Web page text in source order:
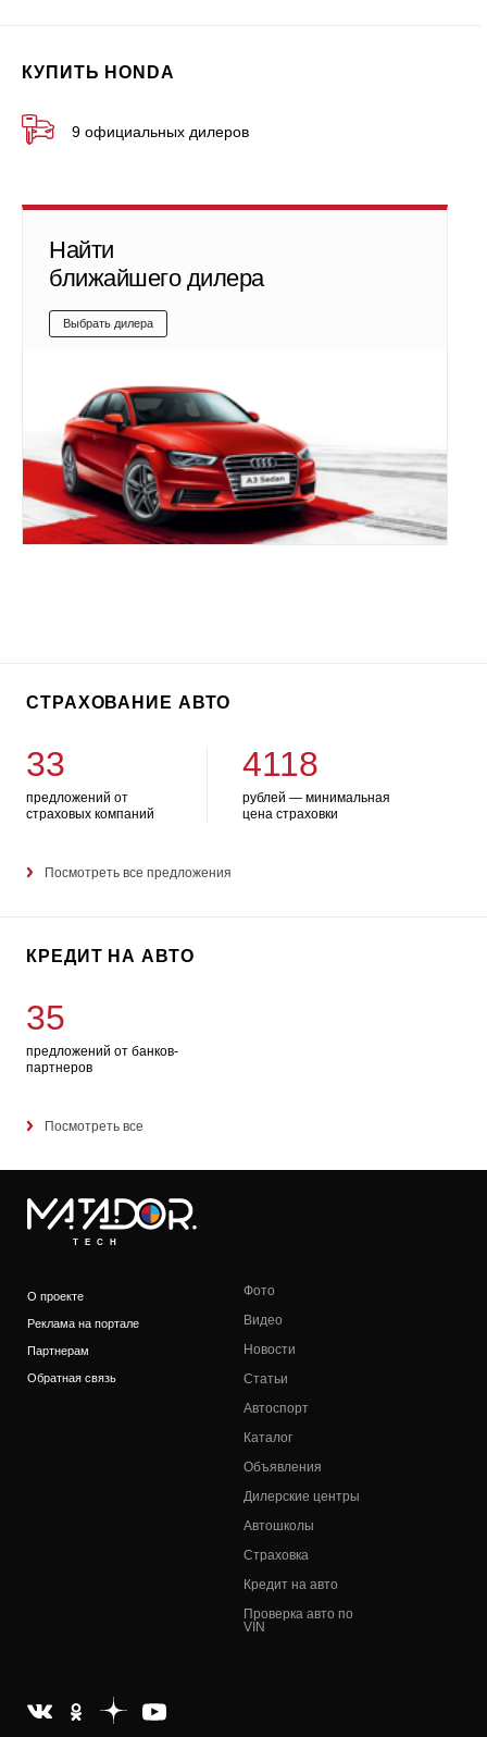
КУПИТЬ HONDA
9 официальных дилеров
Найти
ближайшего дилера
Выбрать дилера
СТРАХОВАНИЕ АВТО
33
предложений от
страховых компаний
4118
рублей — минимальная
цена страховки
Посмотреть все предложения
КРЕДИТ НА АВТО
35
предложений от банков-
партнеров
Посмотреть все
TECH
О проекте
Реклама на портале
Партнерам
Обратная связь
Фото
Видео
Новости
Статьи
Автоспорт
Каталог
Объявления
Дилерские центры
Автошколы
Страховка
Кредит на авто
Проверка авто по
VIN